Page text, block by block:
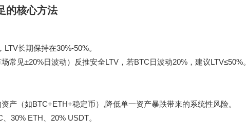
的核心方法
长期保持在30%-50%。
常见±20%日波动）反推安全LTV，若BTC日波动20%，建议LTV≤50%。
产（如BTC+ETH+稳定币）,降低单一资产暴跌带来的系统性风险。
30% ETH、20% USDT。